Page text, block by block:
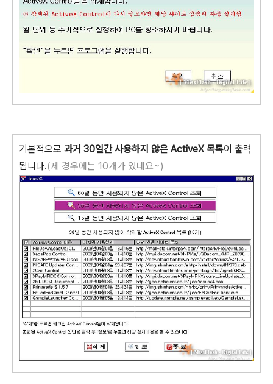
기본적으로 과거 30일간 사용하지 않은 ActiveX 목록이 출력
됩니다.(제 경우에는 10개가 있네요~)